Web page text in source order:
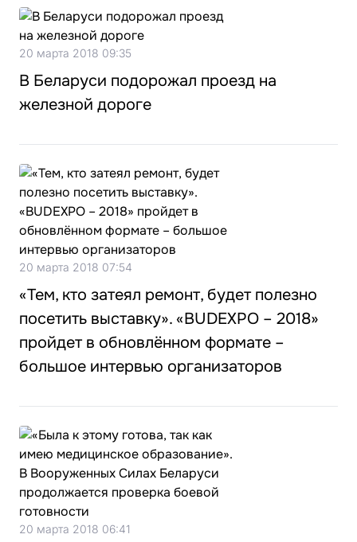
20 марта 2018 09:35
В Беларуси подорожал проезд на
железной дороге
20 марта 2018 07:54
«Тем, кто затеял ремонт, будет полезно
посетить выставку». «BUDEXPO – 2018»
пройдет в обновлённом формате –
большое интервью организаторов
20 марта 2018 06:41